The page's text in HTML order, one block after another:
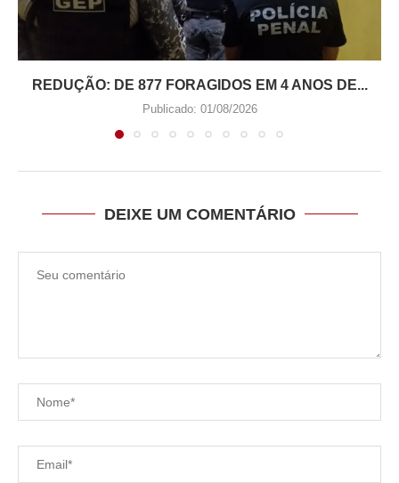
REDUÇÃO: DE 877 FORAGIDOS EM 4 ANOS DE...
Publicado: 01/08/2026
DEIXE UM COMENTÁRIO